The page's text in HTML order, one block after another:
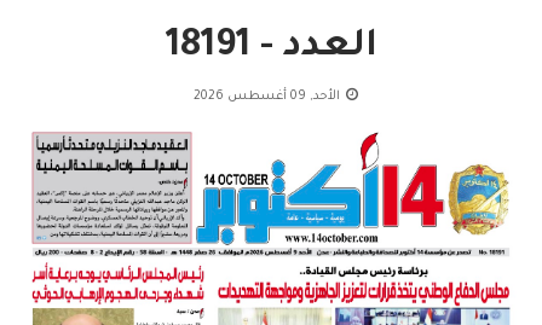
العدد - 18191
الأحد, 09 أغسطس 2026